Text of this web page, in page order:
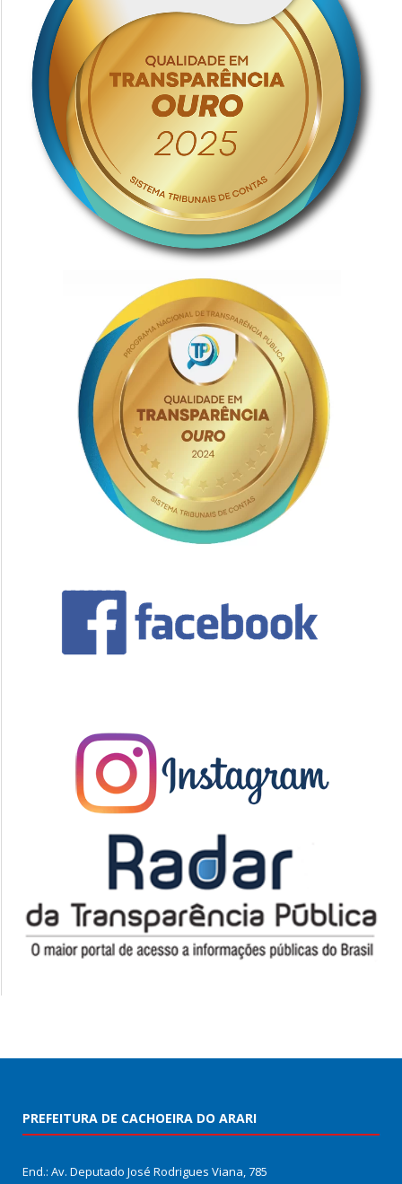
PREFEITURA DE CACHOEIRA DO ARARI
End.: Av. Deputado José Rodrigues Viana, 785